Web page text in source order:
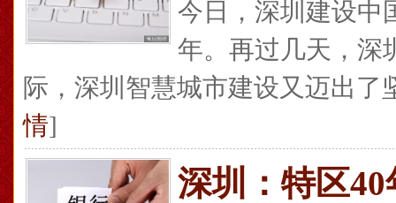
今日，深圳建设中
年。再过几天，深
际，深圳智慧城市建设又迈出了
情]
深圳：特区